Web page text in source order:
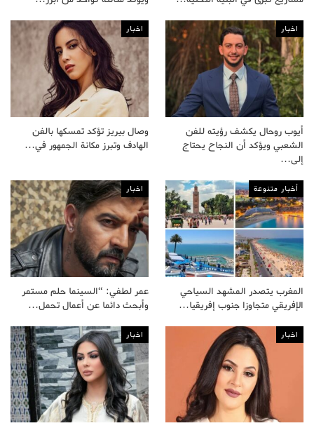
اخبار
أيوب روحال يكشف رؤيته للفن
الشعبي ويؤكد أن النجاح يحتاج
إلى…
اخبار
وصال بيريز تؤكد تمسكها بالفن
الهادف وتبرز مكانة الجمهور في…
أخبار متنوعة
المغرب يتصدر المشهد السياحي
الإفريقي متجاوزا جنوب إفريقيا…
اخبار
عمر لطفي: “السينما حلم مستمر
وأبحث دائما عن أعمال تحمل…
اخبار اخبار